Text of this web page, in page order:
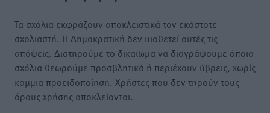
Τα σχόλια εκφράζουν αποκλειστικά τον εκάστοτε
σχολιαστή. Η Δημοκρατική δεν υιοθετεί αυτές τις
απόψεις. Διατηρούμε το δικαίωμα να διαγράψουμε όποια
σχόλια θεωρούμε προσβλητικά ή περιέχουν ύβρεις, χωρίς
καμμία προειδοποίηση. Χρήστες που δεν τηρούν τους
όρους χρήσης αποκλείονται.